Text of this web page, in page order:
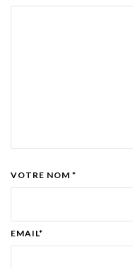
VOTRE NOM *
EMAIL*